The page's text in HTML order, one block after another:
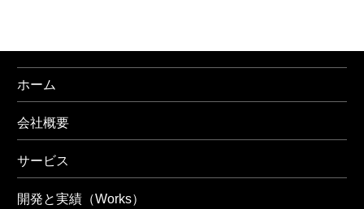
ホーム
会社概要
サービス
開発と実績（Works）